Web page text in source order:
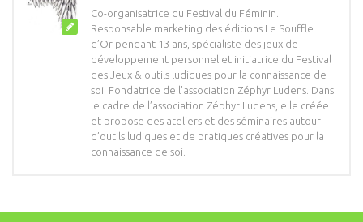
Co-organisatrice du Festival du Féminin.
Responsable marketing des éditions Le Souffle
d’Or pendant 13 ans, spécialiste des jeux de
développement personnel et initiatrice du Festival
des Jeux & outils ludiques pour la connaissance de
soi. Fondatrice de l’association Zéphyr Ludens. Dans
le cadre de l’association Zéphyr Ludens, elle créée
et propose des ateliers et des séminaires autour
d’outils ludiques et de pratiques créatives pour la
connaissance de soi.